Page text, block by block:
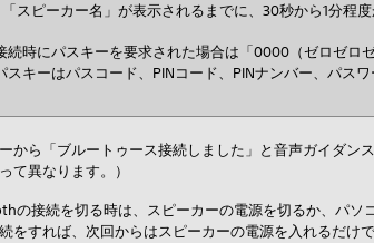
スピーカー名」が表示されるまでに、30秒から1分程度
続時にパスキーを要求された場合は「0000（ゼロゼロ
スキーはパスコード、PINコード、PINナンバー、パス
から「ブルートゥース接続しました」と音声ガイダン
て異なります。）
の接続を切る時は、スピーカーの電源を切るか、パソ
をすれば、次回からはスピーカーの電源を入れるだけ